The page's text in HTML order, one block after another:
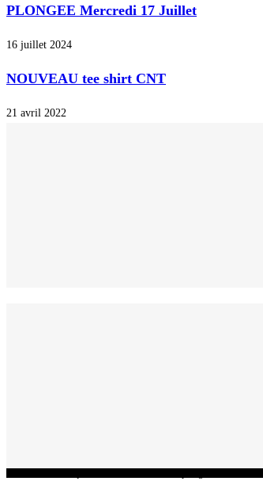
PLONGEE Mercredi 17 Juillet
16 juillet 2024
NOUVEAU tee shirt CNT
21 avril 2022